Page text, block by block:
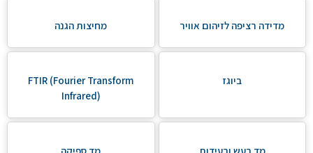
מדידה רציפה לזיהום אוויר מחיצות הגנה
ביוגז
FTIR (Fourier Transform
Infrared)